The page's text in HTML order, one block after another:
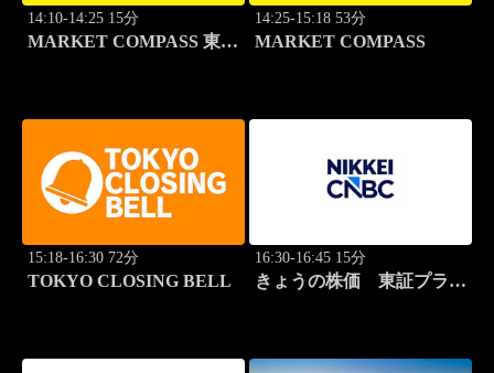
14:10-14:25 15分
MARKET COMPASS 東証
14:25-15:18 53分
MARKET COMPASS
15:18-16:30 72分
TOKYO CLOSING BELL
16:30-16:45 15分
きょうの株価 東証プライ